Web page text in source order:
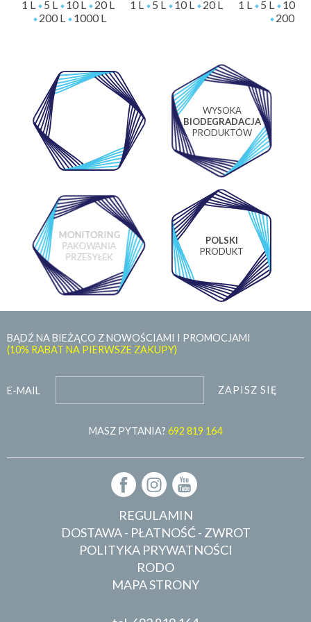
1 L 5 L 10 L
20 L
200 L
1000 L
1 L 5 L 10 L 20 L 1 L 5 L
10 L
200 L
WYSOKA
BIODEGRADACJA
PRODUKTÓW
MONITORING
PAKOWANIA
PRZESYŁEK
POLSKI
PRODUKT
BĄDŹ NA BIEŻĄCO Z NOWOŚCIAMI I PROMOCJAMI
(10% RABAT NA PIERWSZE ZAKUPY)
E-MAIL ZAPISZ SIĘ
MASZ PYTANIA? 692 819 164
REGULAMIN
DOSTAWA - PŁATNOŚĆ - ZWROT
POLITYKA PRYWATNOŚCI
RODO
MAPA STRONY